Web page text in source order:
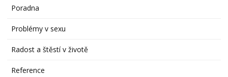
Poradna
Problémy v sexu
Radost a štěstí v životě
Reference